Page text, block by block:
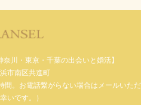
川・東京・千葉の出会いと婚活】
市南区共進町
。お電話繋がらない場合はメールいただ
いです。）